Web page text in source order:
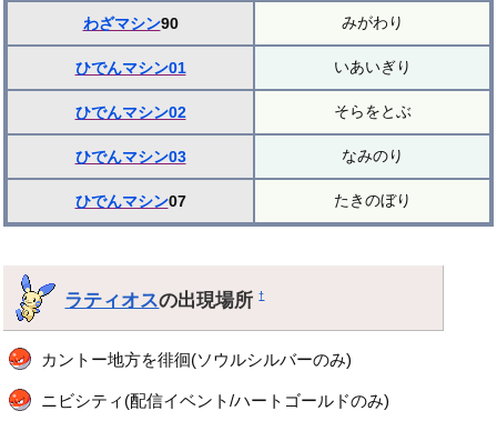
わざマシン90 みがわり
ひでんマシン01 いあいぎり
ひでんマシン02 そらをとぶ
ひでんマシン03 なみのり
ひでんマシン07 たきのぼり
ラティオスの出現場所†
カントー地方を徘徊(ソウルシルバーのみ)
ニビシティ(配信イベント/ハートゴールドのみ)